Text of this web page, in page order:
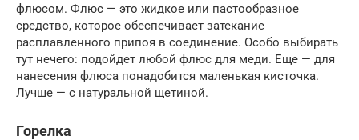
флюсом. Флюс — это жидкое или пастообразное
средство, которое обеспечивает затекание
расплавленного припоя в соединение. Особо выбирать
тут нечего: подойдет любой флюс для меди. Еще — для
нанесения флюса понадобится маленькая кисточка.
Лучше — с натуральной щетиной.
Горелка